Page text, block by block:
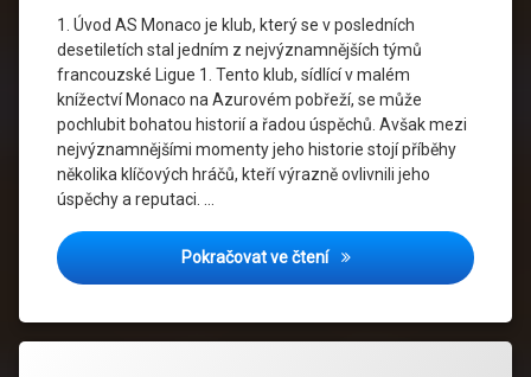
1. Úvod AS Monaco je klub, který se v posledních
desetiletích stal jedním z nejvýznamnějších týmů
francouzské Ligue 1. Tento klub, sídlící v malém
knížectví Monaco na Azurovém pobřeží, se může
pochlubit bohatou historií a řadou úspěchů. Avšak mezi
nejvýznamnějšími momenty jeho historie stojí příběhy
několika klíčových hráčů, kteří výrazně ovlivnili jeho
úspěchy a reputaci. …
Pokračovat ve čteníAS Monaco a jeho klíčoví
Radamel
Falcao
Thierry
Henry
Významní
Hráči